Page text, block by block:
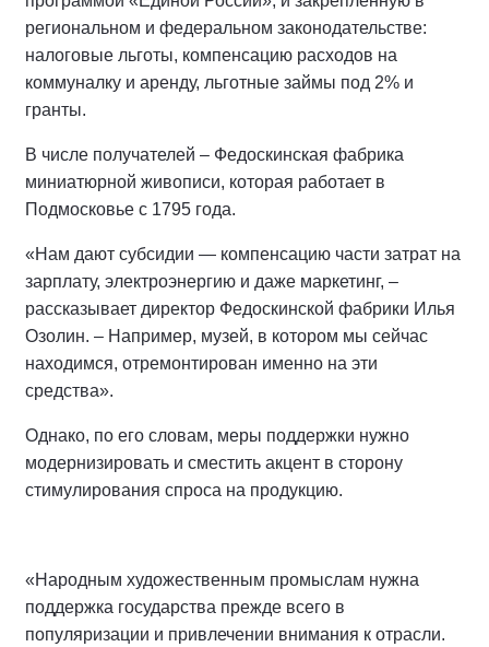
региональном и федеральном законодательстве:
налоговые льготы, компенсацию расходов на
коммуналку и аренду, льготные займы под 2% и
гранты.
В числе получателей – Федоскинская фабрика
миниатюрной живописи, которая работает в
Подмосковье с 1795 года.
«Нам дают субсидии — компенсацию части затрат на
зарплату, электроэнергию и даже маркетинг, –
рассказывает директор Федоскинской фабрики Илья
Озолин. – Например, музей, в котором мы сейчас
находимся, отремонтирован именно на эти
средства».
Однако, по его словам, меры поддержки нужно
модернизировать и сместить акцент в сторону
стимулирования спроса на продукцию.
«Народным художественным промыслам нужна
поддержка государства прежде всего в
популяризации и привлечении внимания к отрасли.